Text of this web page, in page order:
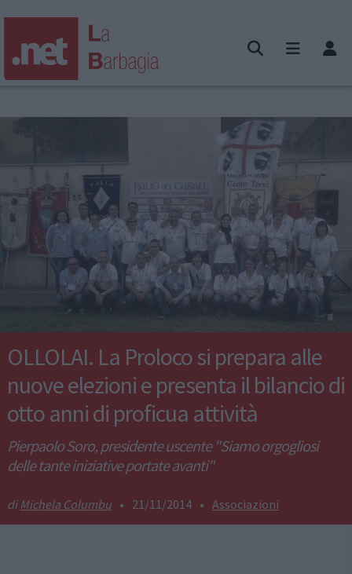
OLLOLAI. La Proloco si prepara alle
nuove elezioni e presenta il bilancio di
otto anni di proficua attività
Pierpaolo Soro, presidente uscente "Siamo orgogliosi
delle tante iniziative portate avanti"
Michela Columbu • 21/11/2014 • Associazioni